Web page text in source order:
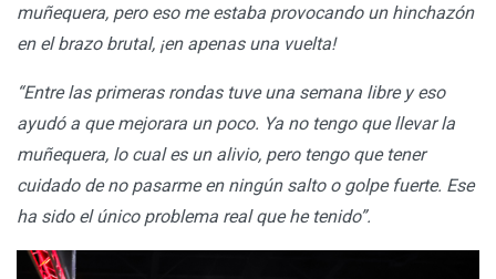
muñequera, pero eso me estaba provocando un hinchazón
en el brazo brutal, ¡en apenas una vuelta!
“Entre las primeras rondas tuve una semana libre y eso
ayudó a que mejorara un poco. Ya no tengo que llevar la
muñequera, lo cual es un alivio, pero tengo que tener
cuidado de no pasarme en ningún salto o golpe fuerte. Ese
ha sido el único problema real que he tenido”.